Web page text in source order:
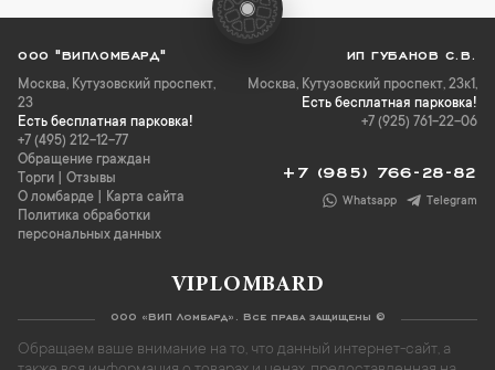
ООО "ВИПЛОМБАРД"
Москва, Кутузовский проспект,
23
Есть бесплатная парковка!
+7 (495) 212-12-77
Обращение граждан
Торги
Отзывы
О ломбарде
Карта сайта
Политика обработки
персональных данных
ИП ГУБАНОВ С.В.
Москва, Кутузовский проспект, 23к1,
Есть бесплатная парковка!
+7 (925) 761-22-06
+7 (985) 766-28-82
Whatsapp Telegram
VIPLOMBARD
ООО «ВИП Ломбард». Все права защищены ©
Обращаем ваше внимание на то, что данный интернет-сайт, а